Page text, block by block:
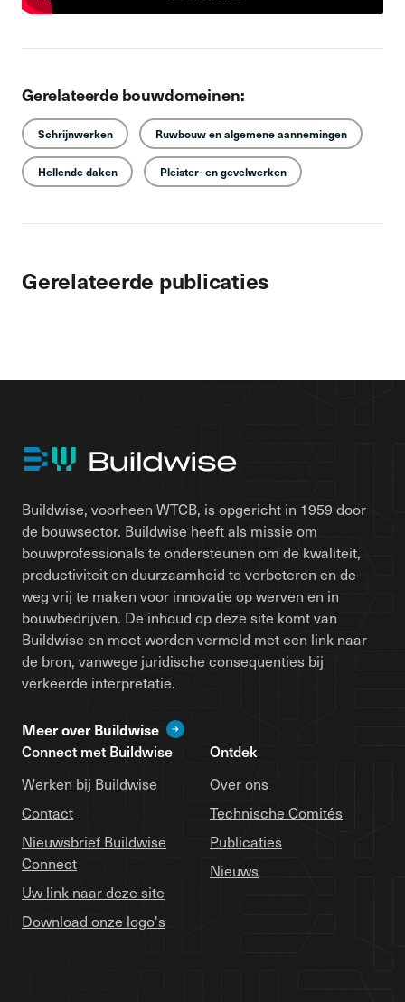
Gerelateerde bouwdomeinen:
Schrijnwerken Ruwbouw en algemene aannemingen
Hellende daken Pleister- en gevelwerken
Gerelateerde publicaties
Buildwise, voorheen WTCB, is opgericht in 1959 door
de bouwsector. Buildwise heeft als missie om
bouwprofessionals te ondersteunen om de kwaliteit,
productiviteit en duurzaamheid te verbeteren en de
weg vrij te maken voor innovatie op werven en in
bouwbedrijven. De inhoud op deze site komt van
Buildwise en moet worden vermeld met een link naar
de bron, vanwege juridische consequenties bij
verkeerde interpretatie.
Meer over Buildwise
Connect met Buildwise
Werken bij Buildwise
Contact
Nieuwsbrief Buildwise
Connect
Uw link naar deze site
Download onze logo's
Ontdek
Over ons
Technische Comités
Publicaties
Nieuws